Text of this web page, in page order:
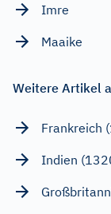
Imre
Maaike
Weitere Artikel
Frankreich
Indien